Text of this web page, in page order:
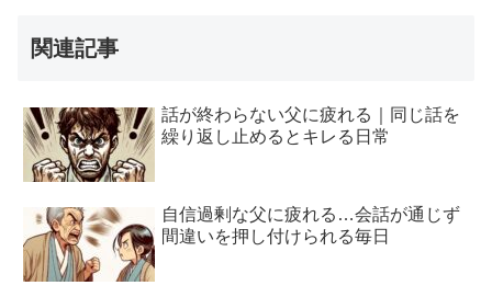
関連記事
話が終わらない父に疲れる｜同じ話を
繰り返し止めるとキレる日常
自信過剰な父に疲れる…会話が通じず
間違いを押し付けられる毎日